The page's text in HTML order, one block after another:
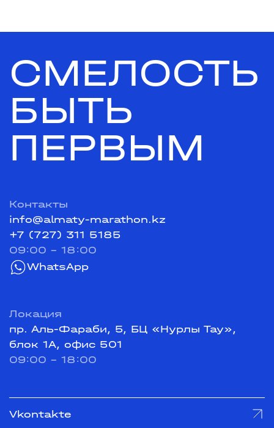
СМЕЛОСТЬ
БЫТЬ
ПЕРВЫМ
Контакты
info@almaty-marathon.kz
+7 (727) 311 5185
09:00 - 18:00
WhatsApp
Локация
пр. Аль-Фараби, 5, БЦ «Нурлы Тау»,
блок 1А, офис 501
09:00 - 18:00
Vkontakte